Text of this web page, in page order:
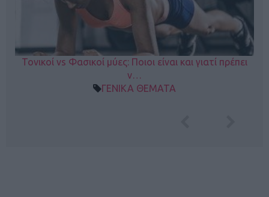
Τονικοί vs Φασικοί μύες: Ποιοι είναι και γιατί πρέπει
ν…
ΓΕΝΙΚΑ ΘΕΜΑΤΑ